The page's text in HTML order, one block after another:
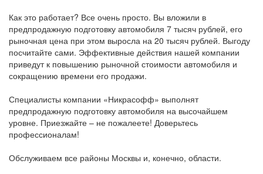
Как это работает? Все очень просто. Вы вложили в
предпродажную подготовку автомобиля 7 тысяч рублей, его
рыночная цена при этом выросла на 20 тысяч рублей. Выгоду
посчитайте сами. Эффективные действия нашей компании
приведут к повышению рыночной стоимости автомобиля и
сокращению времени его продажи.
Специалисты компании «Никрасофф» выполнят
предпродажную подготовку автомобиля на высочайшем
уровне. Приезжайте – не пожалеете! Доверьтесь
профессионалам!
Обслуживаем все районы Москвы и, конечно, области.